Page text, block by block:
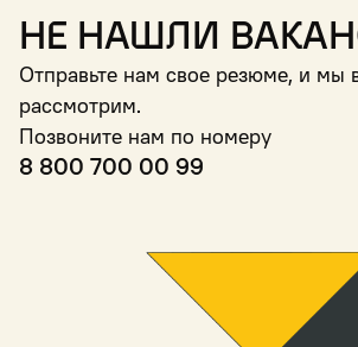
Не нашли
Отправьте нам свое резюме, и мы
рассмотрим.
Позвоните нам по номеру
8 800 700 00 99